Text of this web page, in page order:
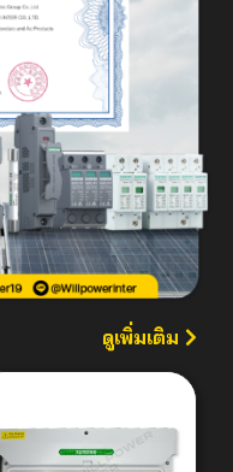
ดูเพิ่มเติม